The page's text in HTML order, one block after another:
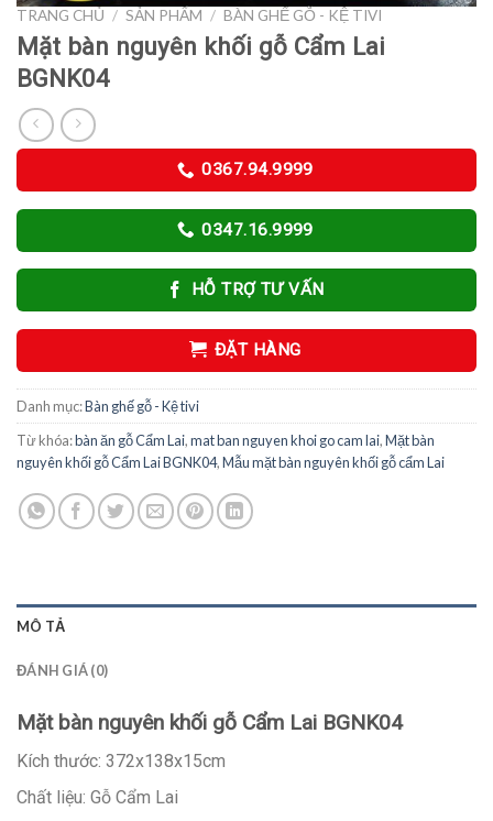
TRANG CHỦ / SẢN PHẨM / BÀN GHẾ GỖ - KỆ TIVI
Mặt bàn nguyên khối gỗ Cẩm Lai
BGNK04
0367.94.9999
0347.16.9999
HỖ TRỢ TƯ VẤN
ĐẶT HÀNG
Danh mục:Bàn ghế gỗ - Kệ tivi
Từ khóa:bàn ăn gỗ Cẩm Lai,mat ban nguyen khoi go cam lai,Mặt bàn
nguyên khối gỗ Cẩm Lai BGNK04,Mẫu mặt bàn nguyên khối gỗ cẩm Lai
MÔ TẢ
ĐÁNH GIÁ (0)
Mặt bàn nguyên khối gỗ Cẩm Lai BGNK04
Kích thước: 372x138x15cm
Chất liệu: Gỗ Cẩm Lai